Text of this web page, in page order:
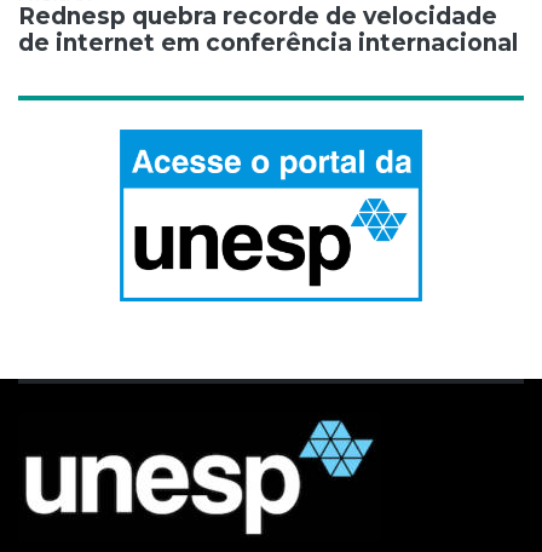
Rednesp quebra recorde de velocidade
de internet em conferência internacional